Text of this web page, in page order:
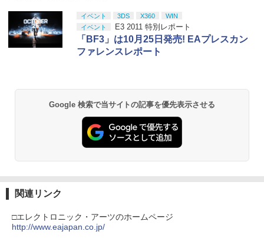
2
Flow【Blu-ray】 [ ギンツ・ジルバロデ
ィス ]
【楽天ブックス限定先着特典】「超かぐ
や姫！」通常版【Blu-ray】(アクリルコ
ースター) [ 夏吉ゆうこ ]
￥6,800
全31話BOXセット ブルーレイ【Blu-ra
y】
￥5,832
￥6,447
3 Nintendo Switch 2(日本語・国内専用)
ese only (CFI-2200B01)
￥55,000
プロダクトコード 封入
￥7,286
3
【純正品】ディスクドライブ(CFI-ZDD1
￥8,300
￥7,681
【純正品】Xbox ワイヤレス コントロー
4
【純正品】Xbox 充電式バッテリー + US
B-C ケーブル
￥3,982
窩座再来 通常版 [DVD]
￥3,523
3
【Amazon.co.jp限定】劇場版モノノ怪
ボード付) [Blu-ray]
イベント 3DS X360
WIN
イベント
E3 2011 特別レポート
「BF3」は10月25日発売! EAプレスカン
ファレンスレポート
Google 検索で当サイトの記事を優先表示させる
関連リンク
□エレクトロニック・アーツのホームページ
http://www.eajapan.co.jp/